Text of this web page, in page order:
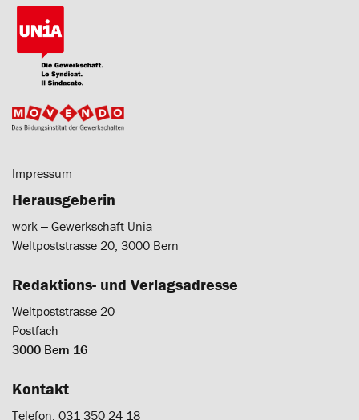
Impressum
Herausgeberin
work ‒ Gewerkschaft Unia
Weltpoststrasse 20, 3000 Bern
Redaktions- und Verlagsadresse
Weltpoststrasse 20
Postfach
3000 Bern 16
Kontakt
Telefon: 031 350 24 18